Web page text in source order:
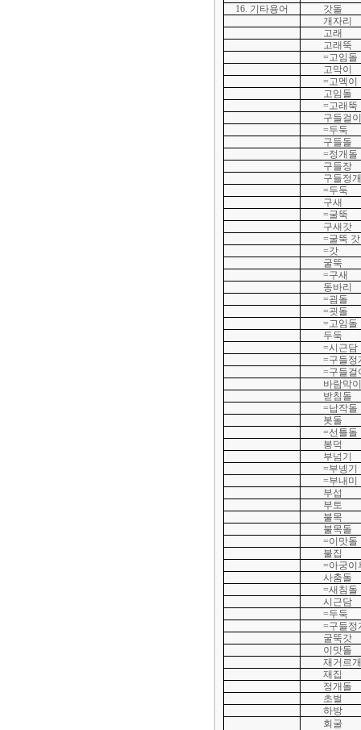
16. 기타용어
갓돌
개자리
고래
고래뚝
=고임돌
고막이
=고멕이
고임돌
=고래뚝
구들걸
=두둑
구들돌
=정개돌
구들장
구들정개
=두둑
구새
=굴뚝
구새갓
=굴뚝 갓
=갓
굴뚝
=구새
동바리
=굄돌
=굇돌
=고임돌
두둑
=시근담
=구들정
=구들걸
바람막이
받침돌
=납작돌
봇돌
=선틀돌
봉덕
부넘기
=부넹기
=부내미
부섭
부토
불목
불목돌
=이맛돌
불집
=아궁이
사춤돌
=새침돌
시근담
=두둑
=구들정
굴뚝갓
이맛돌
재거르개
재집
정개돌
초벌
하방
회굴